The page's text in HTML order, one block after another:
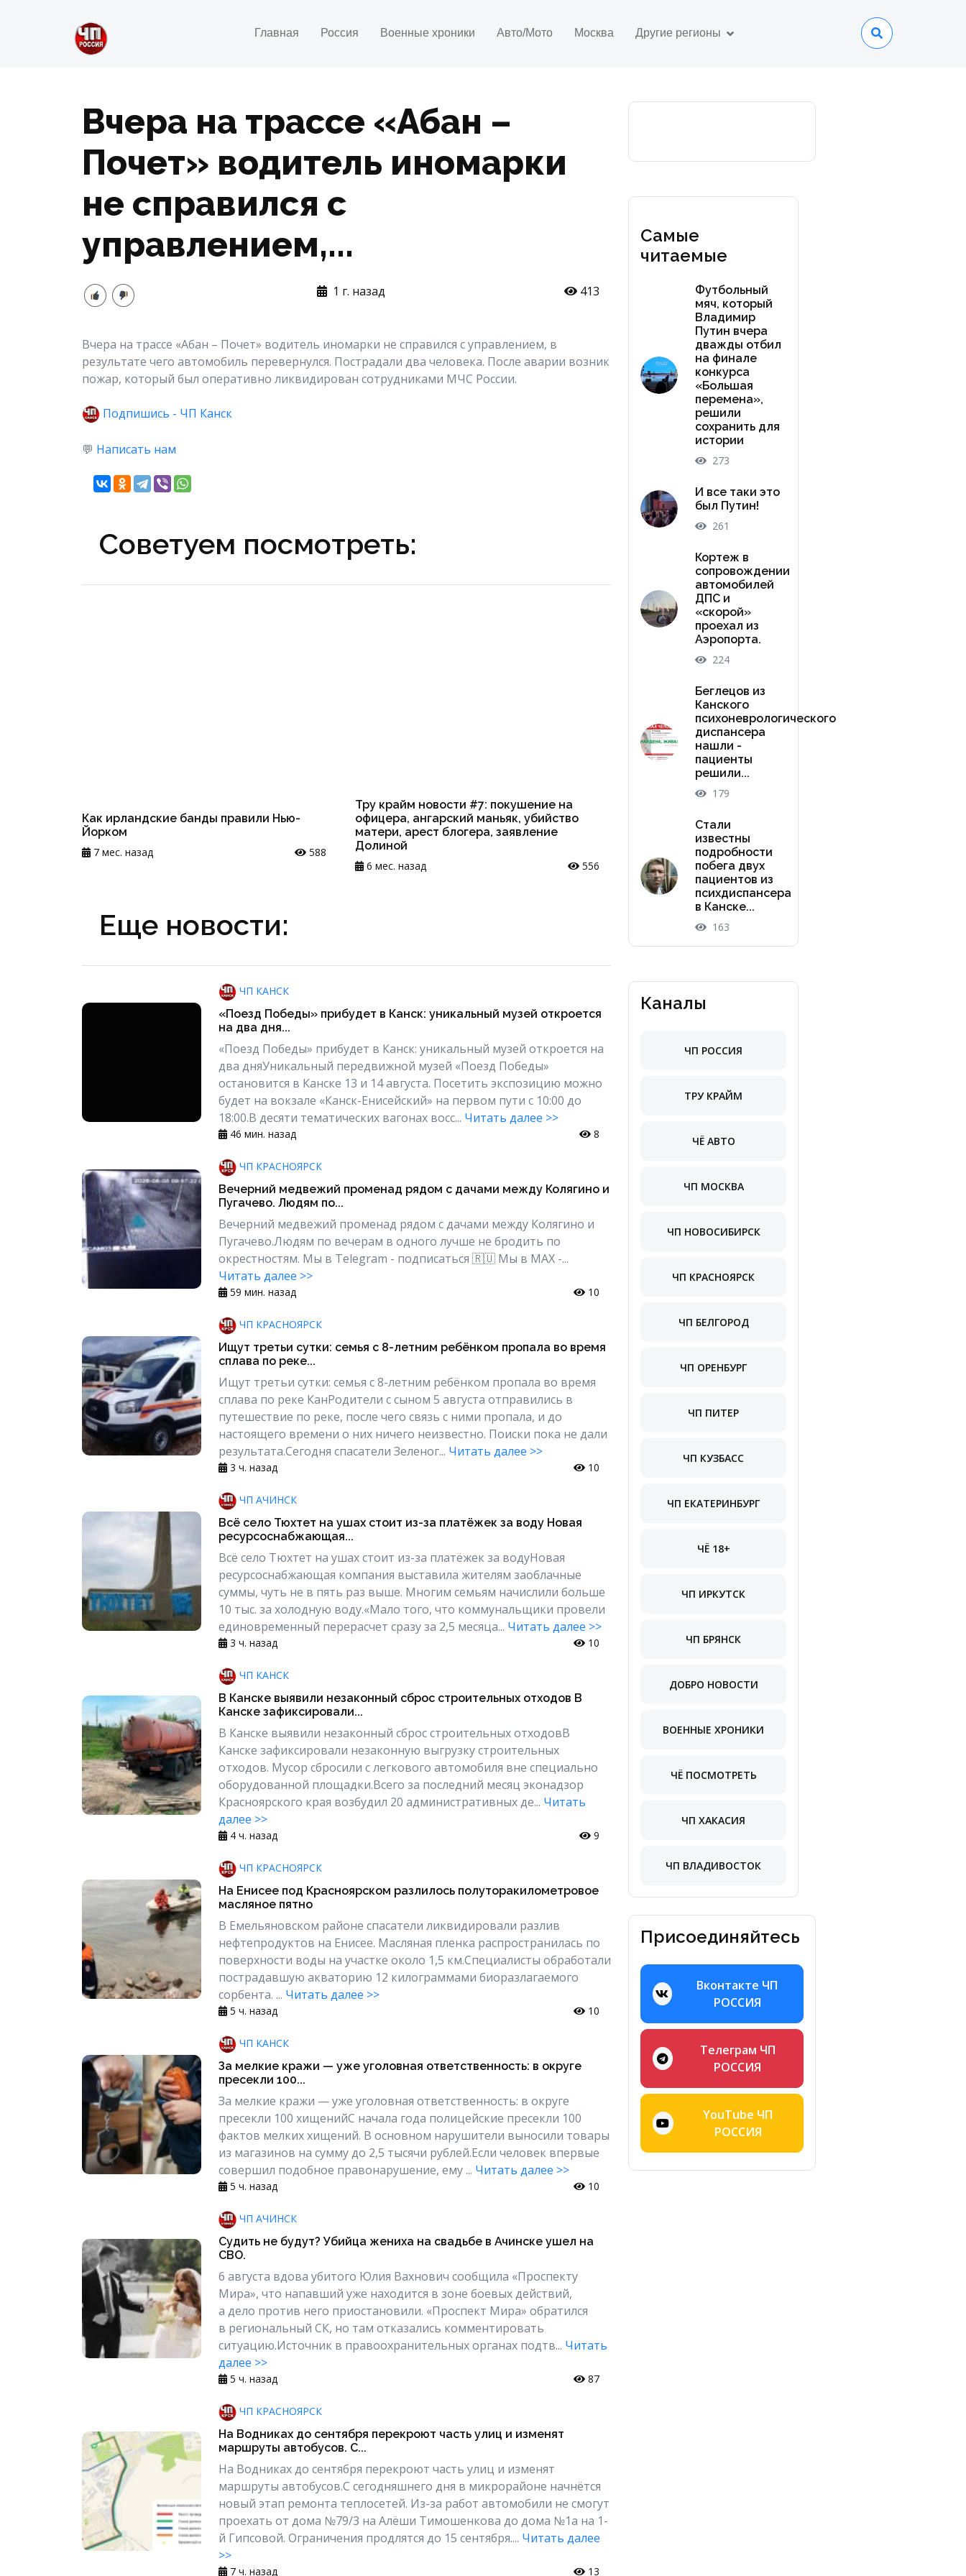
Главная Россия Военные хроники Авто/Мото Москва Другие регионы
Вчера на трассе «Абан –
Почет» водитель иномарки
не справился с
управлением,...
1 г. назад 413
Вчера на трассе «Абан – Почет» водитель иномарки не справился с управлением, в
результате чего автомобиль перевернулся. Пострадали два человека. После аварии возник
пожар, который был оперативно ликвидирован сотрудниками МЧС России.
Подпишись - ЧП Канск
💬 Написать нам
Советуем посмотреть:
Как ирландские банды правили Нью-
Йорком
7 мес. назад
588
Тру крайм новости #7: покушение на
офицера, ангарский маньяк, убийство
матери, арест блогера, заявление
Долиной
6 мес. назад
556
Еще новости:
ЧП КАНСК
«Поезд Победы» прибудет в Канск: уникальный музей откроется
на два дня...
«Поезд Победы» прибудет в Канск: уникальный музей откроется на
два дняУникальный передвижной музей «Поезд Победы»
остановится в Канске 13 и 14 августа. Посетить экспозицию можно
будет на вокзале «Канск-Енисейский» на первом пути с 10:00 до
18:00.В десяти тематических вагонах восс... Читать далее >>
46 мин. назад 8
ЧП КРАСНОЯРСК
Вечерний медвежий променад рядом с дачами между Колягино и
Пугачево. Людям по...
Вечерний медвежий променад рядом с дачами между Колягино и
Пугачево.Людям по вечерам в одного лучше не бродить по
окрестностям. Мы в Telegram - подписаться 🇷🇺 Мы в МAX -...
Читать далее >>
59 мин. назад 10
ЧП КРАСНОЯРСК
Ищут третьи сутки: семья с 8-летним ребёнком пропала во время
сплава по реке...
Ищут третьи сутки: семья с 8-летним ребёнком пропала во время
сплава по реке КанРодители с сыном 5 августа отправились в
путешествие по реке, после чего связь с ними пропала, и до
настоящего времени о них ничего неизвестно. Поиски пока не дали
результата.Сегодня спасатели Зеленог... Читать далее >>
3 ч. назад 10
ЧП АЧИНСК
Всё село Тюхтет на ушах стоит из-за платёжек за воду Новая
ресурсоснабжающая...
Всё село Тюхтет на ушах стоит из-за платёжек за водуНовая
ресурсоснабжающая компания выставила жителям заоблачные
суммы, чуть не в пять раз выше. Многим семьям начислили больше
10 тыс. за холодную воду.«Мало того, что коммунальщики провели
единовременный перерасчет сразу за 2,5 месяца... Читать далее >>
3 ч. назад 10
ЧП КАНСК
В Канске выявили незаконный сброс строительных отходов В
Канске зафиксировали...
В Канске выявили незаконный сброс строительных отходовВ
Канске зафиксировали незаконную выгрузку строительных
отходов. Мусор сбросили с легкового автомобиля вне специально
оборудованной площадки.Всего за последний месяц эконадзор
Красноярского края возбудил 20 административных де... Читать
далее >>
4 ч. назад 9
ЧП КРАСНОЯРСК
На Енисее под Красноярском разлилось полуторакилометровое
масляное пятно
В Емельяновском районе спасатели ликвидировали разлив
нефтепродуктов на Енисее. Масляная пленка распространилась по
поверхности воды на участке около 1,5 км.Специалисты обработали
пострадавшую акваторию 12 килограммами биоразлагаемого
сорбента. ... Читать далее >>
5 ч. назад 10
ЧП КАНСК
За мелкие кражи — уже уголовная ответственность: в округе
пресекли 100...
За мелкие кражи — уже уголовная ответственность: в округе
пресекли 100 хищенийС начала года полицейские пресекли 100
фактов мелких хищений. В основном нарушители выносили товары
из магазинов на сумму до 2,5 тысячи рублей.Если человек впервые
совершил подобное правонарушение, ему ... Читать далее >>
5 ч. назад 10
ЧП АЧИНСК
Судить не будут? Убийца жениха на свадьбе в Ачинске ушел на
СВО.
6 августа вдова убитого Юлия Вахнович сообщила «Проспекту
Мира», что напавший уже находится в зоне боевых действий,
а дело против него приостановили. «Проспект Мира» обратился
в региональный СК, но там отказались комментировать
ситуацию.Источник в правоохранительных органах подтв... Читать
далее >>
5 ч. назад 87
ЧП КРАСНОЯРСК
На Водниках до сентября перекроют часть улиц и изменят
маршруты автобусов. С...
На Водниках до сентября перекроют часть улиц и изменят
маршруты автобусов.С сегодняшнего дня в микрорайоне начнётся
новый этап ремонта теплосетей. Из-за работ автомобили не смогут
проехать от дома №79/3 на Алёши Тимошенкова до дома №1а на 1-
й Гипсовой. Ограничения продлятся до 15 сентября.... Читать далее
>>
7 ч. назад 13
Самые
читаемые
Футбольный
мяч, который
Владимир
Путин вчера
дважды отбил
на финале
конкурса
«Большая
перемена»,
решили
сохранить для
истории
273
И все таки это
был Путин!
261
Кортеж в
сопровождении
автомобилей
ДПС и
«скорой»
проехал из
Аэропорта.
224
Беглецов из
Канского
психоневрологического
диспансера
нашли -
пациенты
решили...
179
Стали
известны
подробности
побега двух
пациентов из
психдиспансера
в Канске...
163
Каналы
ЧП РОССИЯ
ТРУ КРАЙМ
ЧЁ АВТО
ЧП МОСКВА
ЧП НОВОСИБИРСК
ЧП КРАСНОЯРСК
ЧП БЕЛГОРОД
ЧП ОРЕНБУРГ
ЧП ПИТЕР
ЧП КУЗБАСС
ЧП ЕКАТЕРИНБУРГ
ЧЁ 18+
ЧП ИРКУТСК
ЧП БРЯНСК
ДОБРО НОВОСТИ
ВОЕННЫЕ ХРОНИКИ
ЧЁ ПОСМОТРЕТЬ
ЧП ХАКАСИЯ
ЧП ВЛАДИВОСТОК
Присоединяйтесь
Вконтакте ЧП
РОССИЯ
Телеграм ЧП
РОССИЯ
YouTube ЧП
РОССИЯ